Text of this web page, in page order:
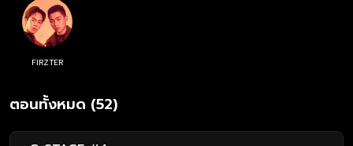
FIRZTER
ตอนทั้งหมด (52)